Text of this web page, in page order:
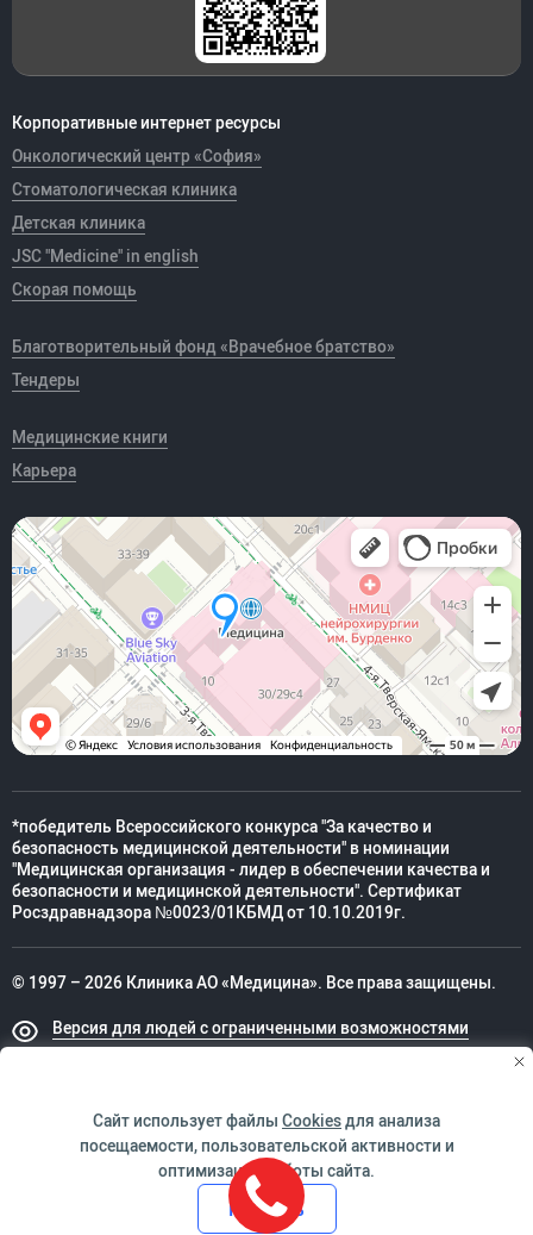
Корпоративные интернет ресурсы
Онкологический центр «София»
Стоматологическая клиника
Детская клиника
JSC "Medicine" in english
Скорая помощь
Благотворительный фонд «Врачебное братство»
Тендеры
Медицинские книги
Карьера
*победитель Всероссийского конкурса "За качество и
безопасность медицинской деятельности" в номинации
"Медицинская организация - лидер в обеспечении качества и
безопасности и медицинской деятельности". Сертификат
Росздравнадзора №0023/01КБМД от 10.10.2019г.
© 1997 – 2026 Клиника АО «Медицина». Все права защищены.
Версия для людей с ограниченными возможностями
ИМЕЮТСЯ ПРОТИВОПОКАЗАНИЯ. НЕОБХОДИМО
ПРОКОНСУЛЬТИРОВАТЬСЯ СО СПЕЦИАЛИСТОМ
Сайт использует файлы Cookiesдля анализа
посещаемости, пользовательской активности и
оптимизации работы сайта.
Принять